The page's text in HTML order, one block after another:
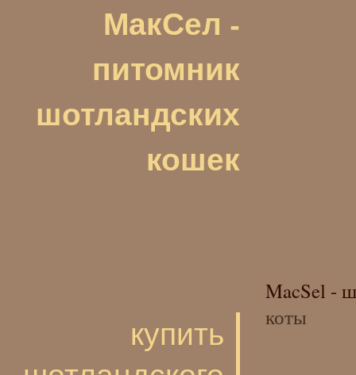
МакСел -
питомник
шотландских
кошек
купить
MacSel -
коты